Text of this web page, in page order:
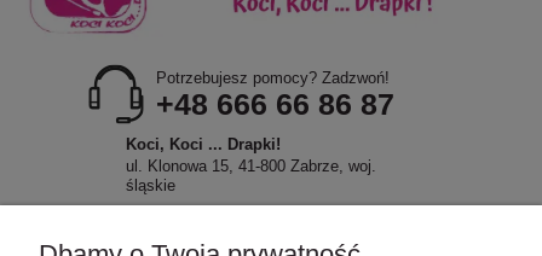
Potrzebujesz pomocy? Zadzwoń!
+48 666 66 86 87
Koci, Koci ... Drapki!
ul. Klonowa 15, 41-800 Zabrze, woj.
śląskie